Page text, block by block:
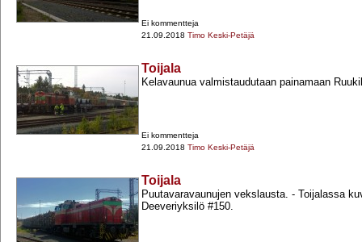
Ei kommentteja
21.09.2018 Timo Keski-Petäjä
Toijala
Kelavaunua valmistaudutaan painamaan
Ei kommentteja
21.09.2018 Timo Keski-Petäjä
Toijala
Puutavaravaunujen vekslausta. -​ Toijalassa
Deeveriyksilö #150.